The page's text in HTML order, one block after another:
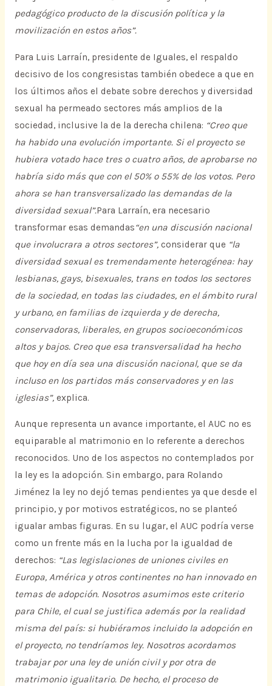
pedagógico producto de la discusión política y la
movilización en estos años”.
Para Luis Larraín, presidente de Iguales, el respaldo
decisivo de los congresistas también obedece a que en
los últimos años el debate sobre derechos y diversidad
sexual ha permeado sectores más amplios de la
sociedad, inclusive la de la derecha chilena: “Creo que
ha habido una evolución importante. Si el proyecto se
hubiera votado hace tres o cuatro años, de aprobarse no
habría sido más que con el 50% o 55% de los votos. Pero
ahora se han transversalizado las demandas de la
diversidad sexual”.Para Larraín, era necesario
transformar esas demandas“en una discusión nacional
que involucrara a otros sectores”,considerar que “la
diversidad sexual es tremendamente heterogénea: hay
lesbianas, gays, bisexuales, trans en todos los sectores
de la sociedad, en todas las ciudades, en el ámbito rural
y urbano, en familias de izquierda y de derecha,
conservadoras, liberales, en grupos socioeconómicos
altos y bajos. Creo que esa transversalidad ha hecho
que hoy en día sea una discusión nacional, que se da
incluso en los partidos más conservadores y en las
iglesias”,explica.
Aunque representa un avance importante, el AUC no es
equiparable al matrimonio en lo referente a derechos
reconocidos. Uno de los aspectos no contemplados por
la ley es la adopción. Sin embargo, para Rolando
Jiménez la ley no dejó temas pendientes ya que desde el
principio, y por motivos estratégicos, no se planteó
igualar ambas figuras. En su lugar, el AUC podría verse
como un frente más en la lucha por la igualdad de
derechos: “Las legislaciones de uniones civiles en
Europa, América y otros continentes no han innovado en
temas de adopción. Nosotros asumimos este criterio
para Chile, el cual se justifica además por la realidad
misma del país: si hubiéramos incluido la adopción en
el proyecto, no tendríamos ley. Nosotros acordamos
trabajar por una ley de unión civil y por otra de
matrimonio igualitario. De hecho, el proceso de